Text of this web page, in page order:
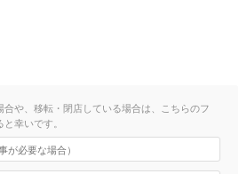
合や、移転・閉店している場合は、こちらのフ
幸いです。